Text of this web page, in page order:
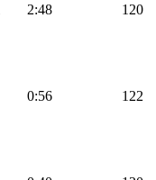
2:48 120
0:56 122